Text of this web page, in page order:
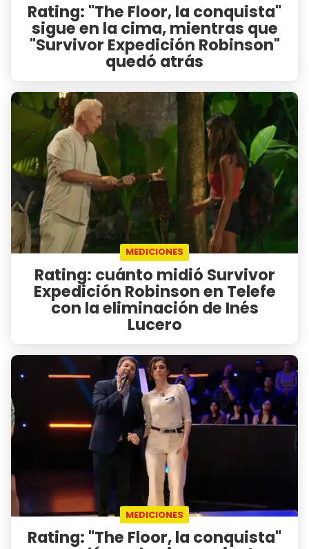
Rating: "The Floor, la conquista"
sigue en la cima, mientras que
"Survivor Expedición Robinson"
quedó atrás
MEDICIONES
Rating: cuánto midió Survivor
Expedición Robinson en Telefe
con la eliminación de Inés
Lucero
MEDICIONES
Rating: "The Floor, la conquista"